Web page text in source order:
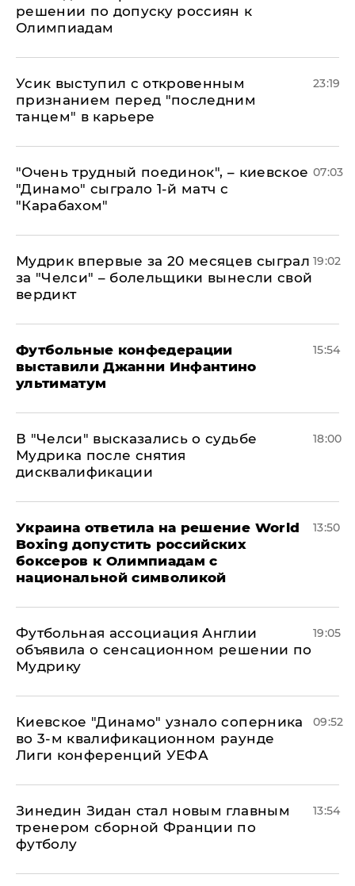
решении по допуску россиян к
Олимпиадам
Усик выступил с откровенным
признанием перед "последним
танцем" в карьере
23:19
"Очень трудный поединок", – киевское
"Динамо" сыграло 1-й матч с
"Карабахом"
07:03
Мудрик впервые за 20 месяцев сыграл
за "Челси" – болельщики вынесли свой
вердикт
19:02
Футбольные конфедерации
выставили Джанни Инфантино
ультиматум
15:54
В "Челси" высказались о судьбе
Мудрика после снятия
дисквалификации
18:00
Украина ответила на решение World
Boxing допустить российских
боксеров к Олимпиадам с
национальной символикой
13:50
Футбольная ассоциация Англии
объявила о сенсационном решении по
Мудрику
19:05
Киевское "Динамо" узнало соперника
во 3-м квалификационном раунде
Лиги конференций УЕФА
09:52
Зинедин Зидан стал новым главным
тренером сборной Франции по
футболу
13:54